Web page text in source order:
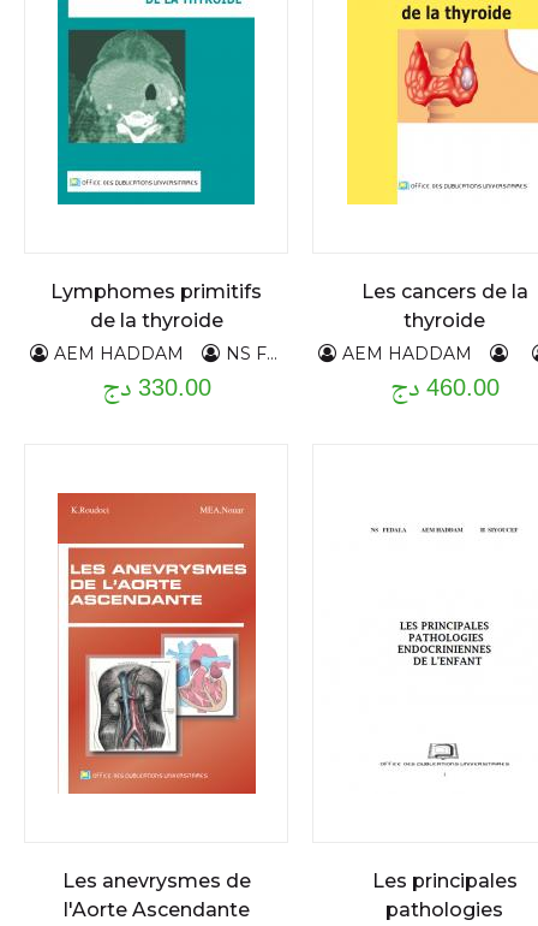
Les cancers de la
thyroide
AEM HADDAM
460.00 دج
Lymphomes primitifs
de la thyroide
AEM HADDAM NS FEDALA H,SIYOUCEF
330.00 دج
Les principales
pathologies
Les anevrysmes de
l'Aorte Ascendante